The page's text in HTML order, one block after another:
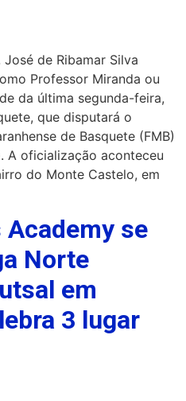
de Ribamar Silva
Professor Miranda ou
da última segunda-feira,
que disputará o
de Basquete (FMB)
A oficialização aconteceu
do Monte Castelo, em
se
Norte
em
3 lugar